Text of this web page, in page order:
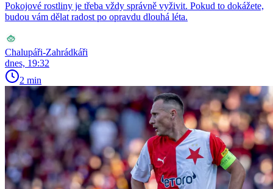
Pokojové rostliny je třeba vždy správně vyživit. Pokud to dokážete,
budou vám dělat radost po opravdu dlouhá léta.
Chalupáři-Zahrádkáři
dnes, 19:32
2 min